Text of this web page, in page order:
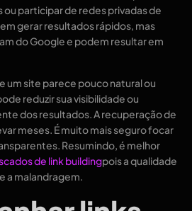
ou participar de redes privadas de
gerar resultados rápidos, mas
do Google e podem resultar em
um site parece pouco natural ou
reduzir sua visibilidade ou
dos resultados. A recuperação de
meses. É muito mais seguro focar
Resumindo, é melhor
de link buildingpois a qualidade
a malandragem.